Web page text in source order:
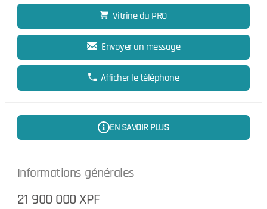
Vitrine du PRO
Envoyer un message
Afficher le téléphone
EN SAVOIR PLUS
Informations générales
21 900 000 XPF